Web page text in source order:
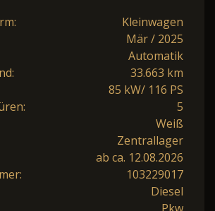
Kleinwagen
Mär / 2025
Automatik
33.663 km
85 kW/ 116 PS
5
Weiß
Zentrallager
ab ca. 12.08.2026
103229017
Diesel